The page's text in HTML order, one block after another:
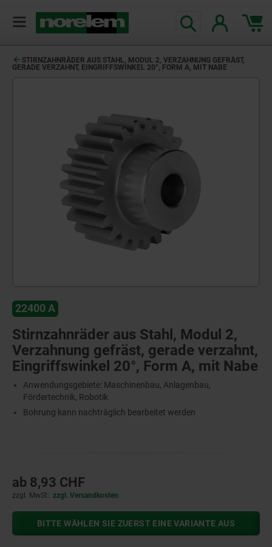
STIRNZAHNRÄDER AUS STAHL, MODUL 2, VERZAHNUNG GEFRÄST,
GERADE VERZAHNT, EINGRIFFSWINKEL 20°, FORM A, MIT NABE
22400 A
Stirnzahnräder aus Stahl, Modul 2,
Verzahnung gefräst, gerade verzahnt,
Eingriffswinkel 20°, Form A, mit Nabe
Anwendungsgebiete: Maschinenbau, Anlagenbau,
Fördertechnik, Robotik
Bohrung kann nachträglich bearbeitet werden
ab 8,93 CHF
zzgl. MwSt. zzgl. Versandkosten
BITTE WÄHLEN SIE ZUERST EINE VARIANTE AUS